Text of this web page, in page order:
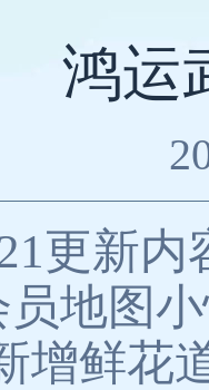
鸿运
更新内
员地图
增鲜花